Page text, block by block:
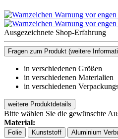
Ausgezeichnete Shop-Erfahrung
Fragen zum Produkt (weitere
in verschiedenen Größen
in verschiedenen Materialien
in verschiedenen
weitere Produktdetails
Bitte wählen Sie die gewünschte
Material:
Folie Kunststoff Aluminium